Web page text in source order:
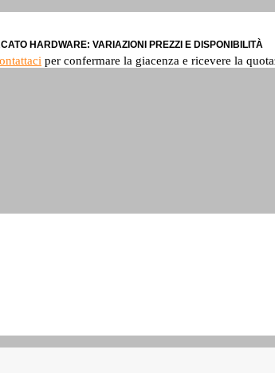
HARDWARE: VARIAZIONI PREZZI E DISPONIBILITÀ
per confermare la giacenza e ricevere la